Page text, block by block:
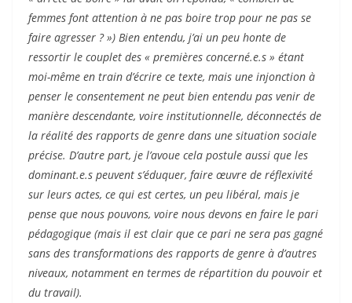
femmes font attention à ne pas boire trop pour ne pas se
faire agresser ? ») Bien entendu, j’ai un peu honte de
ressortir le couplet des « premières concerné.e.s » étant
moi-même en train d’écrire ce texte, mais une injonction à
penser le consentement ne peut bien entendu pas venir de
manière descendante, voire institutionnelle, déconnectés de
la réalité des rapports de genre dans une situation sociale
précise. D’autre part, je l’avoue cela postule aussi que les
dominant.e.s peuvent s’éduquer, faire œuvre de réflexivité
sur leurs actes, ce qui est certes, un peu libéral, mais je
pense que nous pouvons, voire nous devons en faire le pari
pédagogique (mais il est clair que ce pari ne sera pas gagné
sans des transformations des rapports de genre à d’autres
niveaux, notamment en termes de répartition du pouvoir et
du travail).